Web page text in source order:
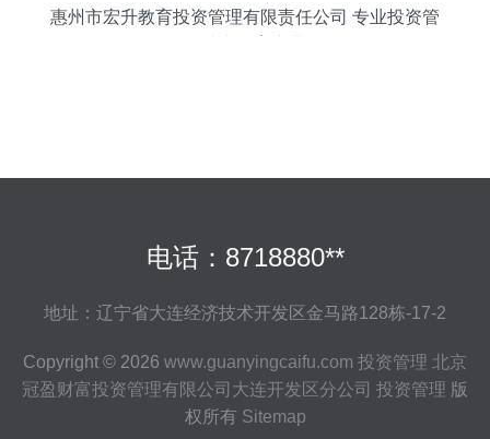
惠州市宏升教育投资管理有限责任公司 专业投资管
电话：8718880**
地址：辽宁省大连经济技术开发区金马路128栋-17-2
Copyright © 2026 www.guanyingcaifu.com 投资管理 北京
冠盈财富投资管理有限公司大连开发区分公司 投资管理 版
权所有 Sitemap